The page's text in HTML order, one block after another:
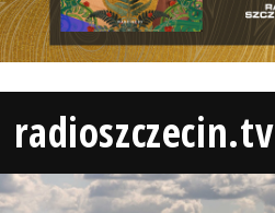
radioszczecin.tv